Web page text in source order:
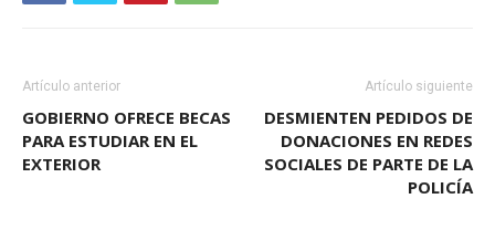
Artículo anterior
GOBIERNO OFRECE BECAS
PARA ESTUDIAR EN EL
EXTERIOR
Artículo siguiente
DESMIENTEN PEDIDOS DE
DONACIONES EN REDES
SOCIALES DE PARTE DE LA
POLICÍA